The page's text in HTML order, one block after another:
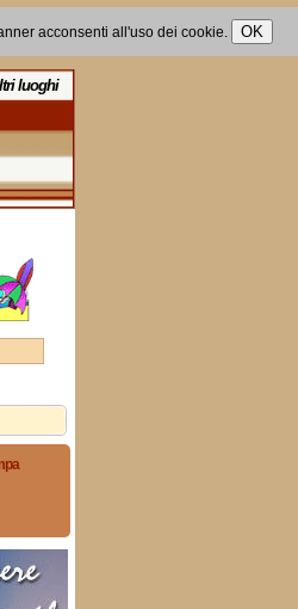
acconsenti all'uso dei cookie.
luoghi